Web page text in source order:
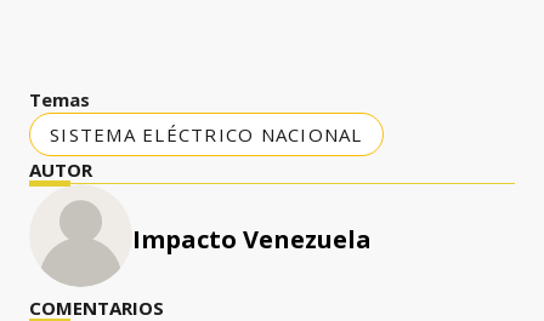
Temas
SISTEMA ELÉCTRICO NACIONAL
AUTOR
Impacto Venezuela
COMENTARIOS